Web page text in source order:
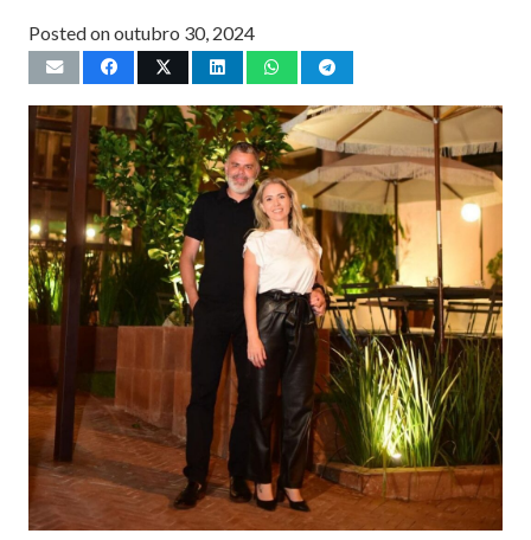
Posted onoutubro 30, 2024